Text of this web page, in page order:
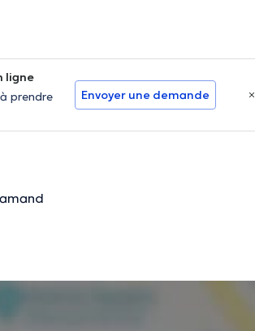
ligne
prendre
Envoyer une demande